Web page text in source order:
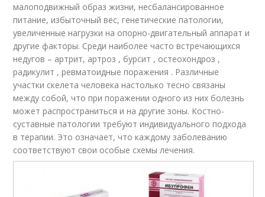
малоподвижный образ жизни, несбалансированное
питание, избыточный вес, генетические патологии,
увеличенные нагрузки на опорно-двигательный аппарат и
другие факторы. Среди наиболее часто встречающихся
недугов – артрит, артроз , бурсит , остеохондроз ,
радикулит , ревматоидные поражения . Различные
участки скелета человека настолько тесно связаны
между собой, что при поражении одного из них болезнь
может распространиться и на другие зоны. Костно-
суставные патологии требуют индивидуального подхода
в терапии. Это означает, что каждому заболеванию
соответствуют свои особые схемы лечения.